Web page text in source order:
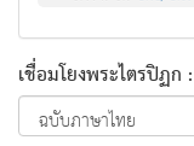
เชื่อมโยงพระไตรปิฏก :